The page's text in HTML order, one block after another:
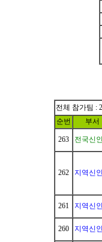
전체 참가팀 :
순번
부서
263 전국신
262 지역신
261 지역신
260 지역신